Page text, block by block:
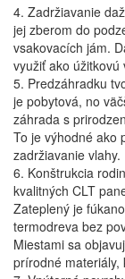
4. Zadržiavanie
jej zberom do
vsakovacích jám.
využiť ako
5. Predzáhradku
je pobytová, no
záhrada s
To je výhodné ako
zadržiavanie vlahy.
6. Konštrukcia
kvalitných CLT
Zateplený je
termodreva bez
Miestami sa
prírodné materiály,